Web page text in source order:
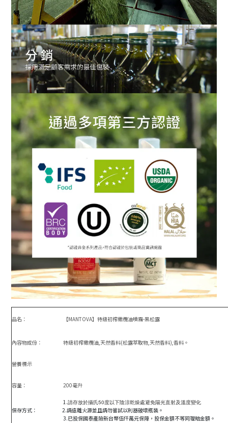
品名： 【MANTOVA】特級初榨橄欖油噴霧-黑松露
內容物成份： 特級初榨橄欖油,天然香料(松露萃取物,天然香料),香料。
營養標示
容量： 200毫升
保存方式：
1.請存放於攝氏50度以下陰涼乾燥處避免陽光直射及溫度變化
2.請遠離火源並且請勿嘗試以利器破壞瓶裝。
3.已投保國泰產險新台幣伍仟萬元保障，投保金額不等同理賠金額。